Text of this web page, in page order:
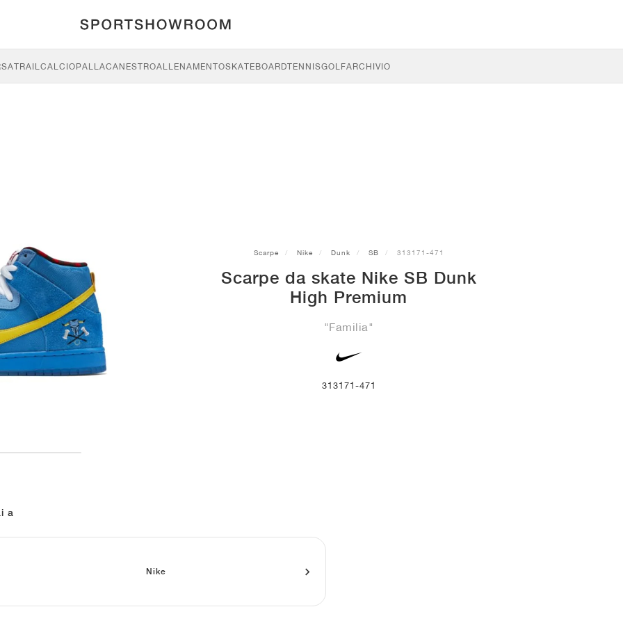
TRAILCALCIOPALLACANESTROALLENAMENTOSKATEBOARDTENNISGOLFARCHIVIO
Scarpe Nike Dunk SB 313171-471
Scarpe da skate Nike SB Dunk
High Premium
"Familia"
313171-471
a
Nike